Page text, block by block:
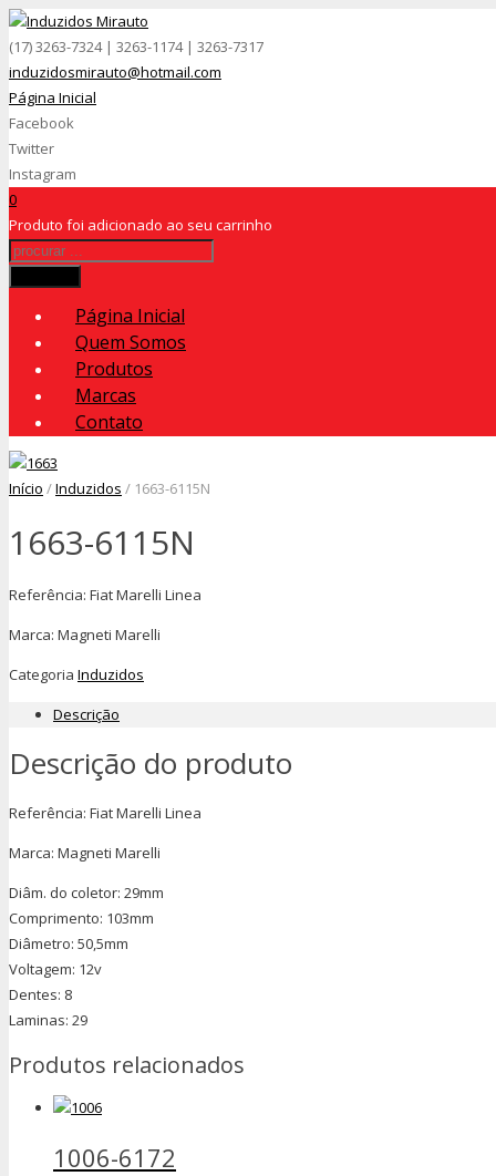
(17) 3263-7324 | 3263-1174 | 3263-7317
induzidosmirauto@hotmail.com
Página Inicial
Facebook
Twitter
Instagram
0
Produto foi adicionado ao seu carrinho
Página Inicial
Quem Somos
Produtos
Marcas
Contato
Início /Induzidos / 1663-6115N
1663-6115N
Referência: Fiat Marelli Linea
Marca: Magneti Marelli
Categoria Induzidos
Descrição
Descrição do produto
Referência: Fiat Marelli Linea
Marca: Magneti Marelli
Diâm. do coletor: 29mm
Comprimento: 103mm
Diâmetro: 50,5mm
Voltagem: 12v
Dentes: 8
Laminas: 29
Produtos relacionados
1006-6172